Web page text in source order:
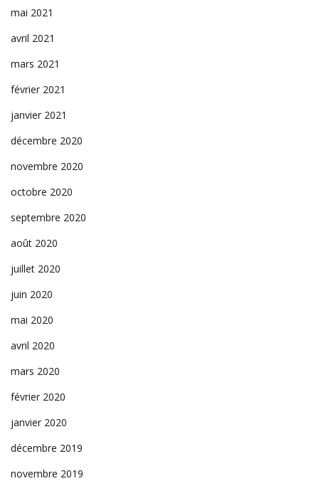
mai 2021
avril 2021
mars 2021
février 2021
janvier 2021
décembre 2020
novembre 2020
octobre 2020
septembre 2020
août 2020
juillet 2020
juin 2020
mai 2020
avril 2020
mars 2020
février 2020
janvier 2020
décembre 2019
novembre 2019